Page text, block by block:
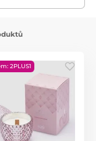
2PLUS1